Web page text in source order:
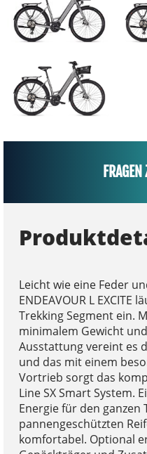
Leicht wie eine Feder
ENDEAVOUR L EXCITE
Trekking Segment ein.
minimalem Gewicht
Ausstattung vereint es
und das mit einem
Vortrieb sorgt das
Line SX Smart System.
Energie für den ganzen
pannengeschützten
komfortabel. Optional